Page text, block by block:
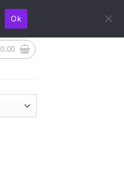
Contact
0.00
Ok